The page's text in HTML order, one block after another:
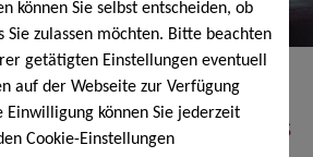
können Sie selbst entscheiden, ob
Sie zulassen möchten. Bitte beachten
getätigten Einstellungen eventuell
auf der Webseite zur Verfügung
Einwilligung können Sie jederzeit
Cookie-EinstellungenHolzpellets